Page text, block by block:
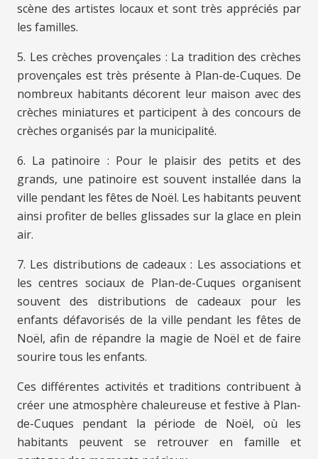
scène des artistes locaux et sont très appréciés par
les familles.
5. Les crèches provençales : La tradition des crèches
provençales est très présente à Plan-de-Cuques. De
nombreux habitants décorent leur maison avec des
crèches miniatures et participent à des concours de
crèches organisés par la municipalité.
6. La patinoire : Pour le plaisir des petits et des
grands, une patinoire est souvent installée dans la
ville pendant les fêtes de Noël. Les habitants peuvent
ainsi profiter de belles glissades sur la glace en plein
air.
7. Les distributions de cadeaux : Les associations et
les centres sociaux de Plan-de-Cuques organisent
souvent des distributions de cadeaux pour les
enfants défavorisés de la ville pendant les fêtes de
Noël, afin de répandre la magie de Noël et de faire
sourire tous les enfants.
Ces différentes activités et traditions contribuent à
créer une atmosphère chaleureuse et festive à Plan-
de-Cuques pendant la période de Noël, où les
habitants peuvent se retrouver en famille et